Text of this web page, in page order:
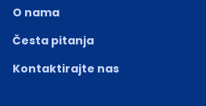
O nama
Česta pitanja
Kontaktirajte nas